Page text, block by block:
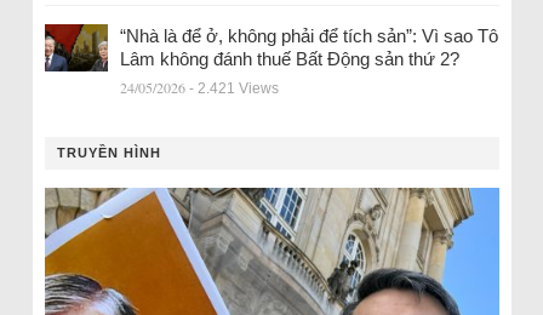
“Nhà là để ở, không phải để tích sản”: Vì sao Tô
Lâm không đánh thuế Bất Động sản thứ 2?
24/05/2026 - 2.421 Views
TRUYỀN HÌNH